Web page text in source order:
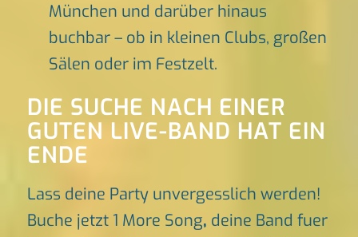
München und darüber hinaus
buchbar – ob in kleinen Clubs, großen
Sälen oder im Festzelt.
DIE SUCHE NACH EINER
GUTEN LIVE-BAND HAT EIN
ENDE
Lass deine Party unvergesslich werden!
Buche jetzt 1 More Song, deine Band fuer